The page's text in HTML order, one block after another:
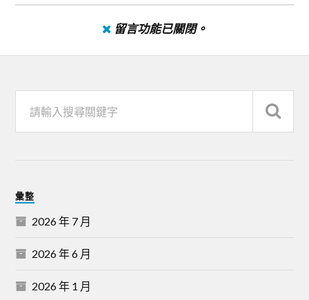
留言功能已關閉。
彙整
2026 年 7 月
2026 年 6 月
2026 年 1 月